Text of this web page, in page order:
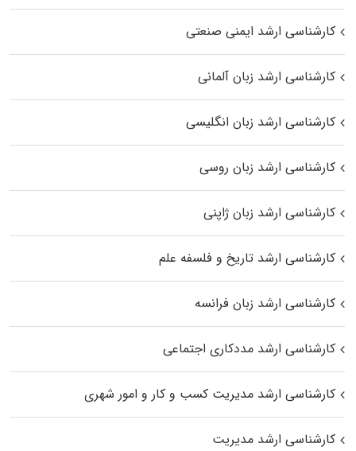
کارشناسی ارشد ایمنی صنعتی
کارشناسی ارشد زبان آلمانی
کارشناسی ارشد زبان انگلیسی
کارشناسی ارشد زبان روسی
کارشناسی ارشد زبان ژاپنی
کارشناسی ارشد تاریخ و فلسفه علم
کارشناسی ارشد زبان فرانسه
کارشناسی ارشد مددکاری اجتماعی
کارشناسی ارشد مدیریت کسب و کار و امور شهری
کارشناسی ارشد مدیریت